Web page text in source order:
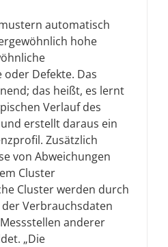
automatisch
hohe
Defekte. Das
das heißt, es lernt
Verlauf des
erstellt daraus ein
Zusätzlich
von Abweichungen
Cluster
Cluster werden durch
Verbrauchsdaten
anderer
„Die